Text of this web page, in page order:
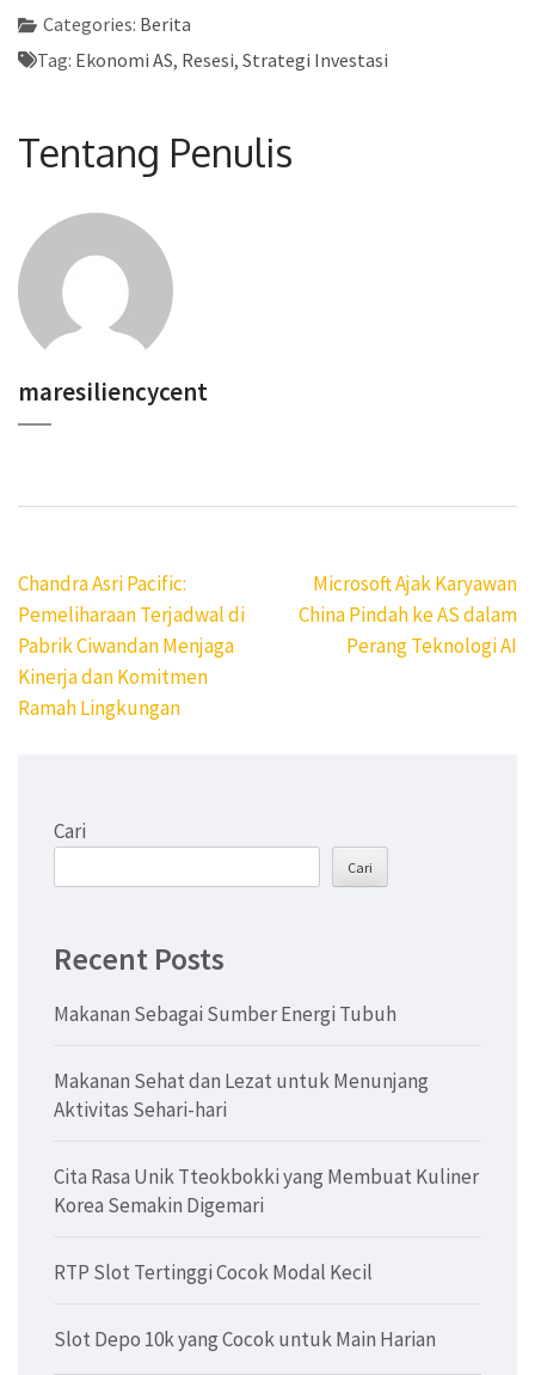
Categories: Berita
Tag: Ekonomi AS, Resesi, Strategi Investasi
Tentang Penulis
maresiliencycent
Navigasi
pos
Chandra Asri Pacific:
Pemeliharaan Terjadwal di
Pabrik Ciwandan Menjaga
Kinerja dan Komitmen
Ramah Lingkungan
Microsoft Ajak Karyawan
China Pindah ke AS dalam
Perang Teknologi AI
Cari
Cari
Recent Posts
Makanan Sebagai Sumber Energi Tubuh
Makanan Sehat dan Lezat untuk Menunjang
Aktivitas Sehari-hari
Cita Rasa Unik Tteokbokki yang Membuat Kuliner
Korea Semakin Digemari
RTP Slot Tertinggi Cocok Modal Kecil
Slot Depo 10k yang Cocok untuk Main Harian